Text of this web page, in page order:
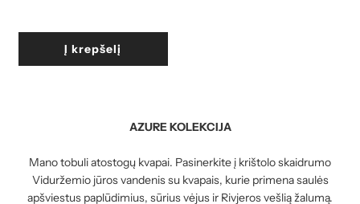
Į krepšelį
AZURE KOLEKCIJA
Mano tobuli atostogų kvapai. Pasinerkite į krištolo skaidrumo
Viduržemio jūros vandenis su kvapais, kurie primena saulės
apšviestus paplūdimius, sūrius vėjus ir Rivjeros vešlią žalumą.